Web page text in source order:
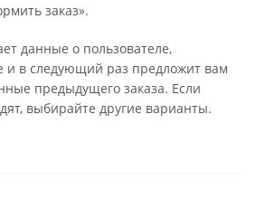
заказ».
данные о пользователе,
и в следующий раз предложит вам
предыдущего заказа. Если
выбирайте другие варианты.